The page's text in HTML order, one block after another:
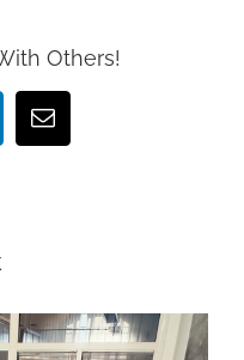
Others!
Email: